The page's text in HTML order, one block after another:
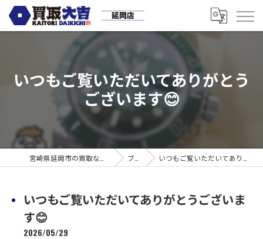
いつもご覧いただいてありがとう
ございます😊
ブログ いつもご覧いただいてありがとうございます😊
いつもご覧いただいてありがとうございま
す😊
2026/05/29